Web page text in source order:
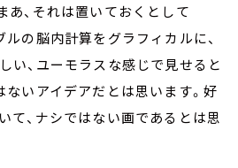
あ、それは置いておくとして
の脳内計算をグラフィカルに、
い、ユーモラスな感じで見せると
ないアイデアだとは思います。好
て、ナシではない画であるとは思